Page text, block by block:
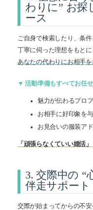
わりに” お探
ース
ご自身で検索したり、条
丁寧に伺った理想をもとに
あなたの代わりにお相手
▼ 活動準備もすべてお任
魅力が伝わるプロ
お相手に好印象を
お見合いの服装ア
「頑張らなくていい婚活」
3. 交際中の “
伴走サポート
交際が始まってからの不安